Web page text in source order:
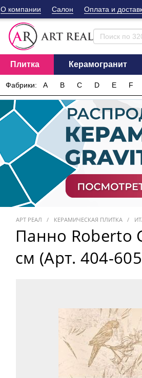
О компании Cалон Оплата и
Плитка Керамогранит
Фабрики: A B C D E F
АРТ РЕАЛ КЕРАМИЧЕСКАЯ ПЛИТКА
Панно Roberto
см (Арт. 404-